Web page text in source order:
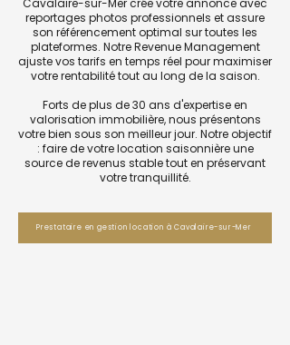
Cavalaire-sur-Mer crée votre annonce avec
reportages photos professionnels et assure
son référencement optimal sur toutes les
plateformes. Notre Revenue Management
ajuste vos tarifs en temps réel pour maximiser
votre rentabilité tout au long de la saison.
Forts de plus de 30 ans d'expertise en
valorisation immobilière, nous présentons
votre bien sous son meilleur jour. Notre objectif
: faire de votre location saisonnière une
source de revenus stable tout en préservant
votre tranquillité.
Prestataire en gestion location à Cavalaire-sur-Mer